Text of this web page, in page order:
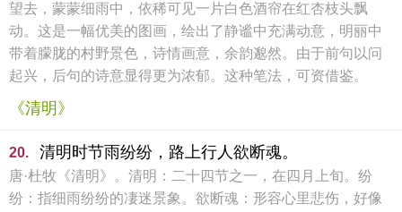
望去，蒙蒙细雨中，依稀可见一片白色酒帘在红杏枝头飘
动。这是一幅优美的图画，绘出了静谧中充满动意，明丽中
带着朦胧的村野景色，诗情画意，余韵邈然。由于前句以问
起兴，后句的诗意显得更为浓郁。这种笔法，可资借鉴。
《清明》
20. 清明时节雨纷纷，路上行人欲断魂。
唐·杜牧《清明》。清明：二十四节之一，在四月上旬。纷
纷：指细雨纷纷的凄迷景象。欲断魂：形容心里悲伤，好像